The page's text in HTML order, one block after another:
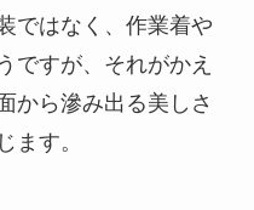
ではなく、作業着や
ですが、それがかえ
から滲み出る美しさ
ます。